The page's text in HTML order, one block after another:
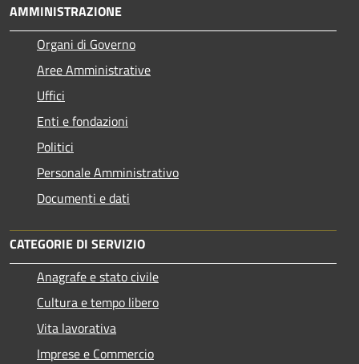
AMMINISTRAZIONE
Organi di Governo
Aree Amministrative
Uffici
Enti e fondazioni
Politici
Personale Amministrativo
Documenti e dati
CATEGORIE DI SERVIZIO
Anagrafe e stato civile
Cultura e tempo libero
Vita lavorativa
Imprese e Commercio